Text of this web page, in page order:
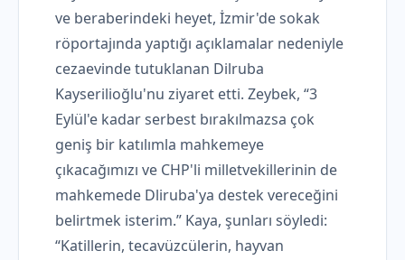
ve beraberindeki heyet, İzmir'de sokak
röportajında ​​yaptığı açıklamalar nedeniyle
cezaevinde tutuklanan Dilruba
Kayserilioğlu'nu ziyaret etti. Zeybek, “3
Eylül'e kadar serbest bırakılmazsa çok
geniş bir katılımla mahkemeye
çıkacağımızı ve CHP'li milletvekillerinin de
mahkemede Dliruba'ya destek vereceğini
belirtmek isterim.” Kaya, şunları söyledi:
“Katillerin, tecavüzcülerin, hayvan